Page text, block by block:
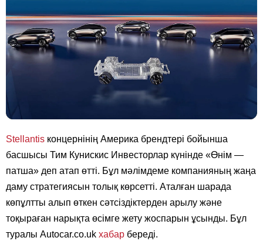
Stellantis концернінің Америка брендтері бойынша
басшысы Тим Кунискис Инвесторлар күнінде «Өнім —
патша» деп атап өтті. Бұл мәлімдеме компанияның жаңа
даму стратегиясын толық көрсетті. Аталған шарада
көпұлтты алып өткен сәтсіздіктерден арылу және
тоқыраған нарықта өсімге жету жоспарын ұсынды. Бұл
туралы Autocar.co.uk хабар береді.